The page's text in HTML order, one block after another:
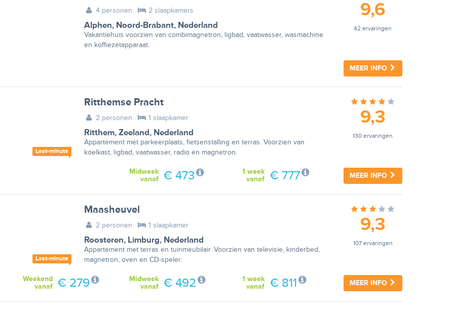
4 personen 2 slaapkamers
Alphen, Noord-Brabant, Nederland
Vakantiehuis voorzien van combimagnetron, ligbad, vaatwasser, wasmachine
en koffiezetapparaat.
9,6
42 ervaringen
MEER INFO
Last-minute
Ritthemse Pracht
2 personen 1 slaapkamer
Ritthem, Zeeland, Nederland
Appartement met parkeerplaats, fietsenstalling en terras. Voorzien van
koelkast, ligbad, vaatwasser, radio en magnetron.
9,3
130 ervaringen
MEER INFO
1 week
vanaf
€ 777
Midweek
vanaf
€ 473
Last-minute
Maasheuvel
2 personen 1 slaapkamer
Roosteren, Limburg, Nederland
Appartement met terras en tuinmeubilair. Voorzien van televisie, kinderbed,
magnetron, oven en CD-speler.
9,3
107 ervaringen
MEER INFO
1 week
vanaf
€ 811
Midweek
vanaf
€ 492
Weekend
vanaf
€ 279